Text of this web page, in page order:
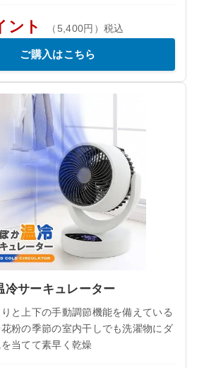
ント （5,400円）税込
ご購入はこちら
冷サーキュレーター
と上下の手動調節機能を備えている
粉の季節の室内干しでも洗濯物にダ
当てて素早く乾燥